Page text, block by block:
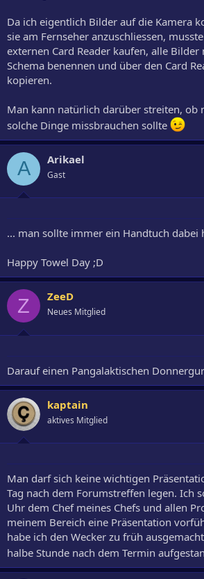
Da ich eigentlich Bilder auf die Kamera
sie am Fernseher anzuschliessen,
externen Card Reader kaufen, alle
Schema benennen und über den Card
kopieren.
Man kann natürlich darüber streiten, ob
solche Dinge missbrauchen sollte
A Arikael
Gast
... man sollte immer ein Handtuch dabei
Happy Towel Day ;D
Z ZeeD
Neues Mitglied
Darauf einen Pangalaktischen
kaptain
aktives Mitglied
Man darf sich keine wichtigen
Tag nach dem Forumstreffen legen. Ich
Uhr dem Chef meines Chefs und allen
meinem Bereich eine Präsentation
habe ich den Wecker zu früh
halbe Stunde nach dem Termin